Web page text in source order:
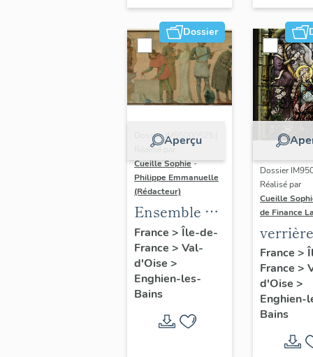
Dossier
Aperçu
Dossier IM95000525 |
Réalisé par
Cueille Sophie-
Philippe Emmanuelle
(Rédacteur)
Ensemble de
peintures
""l'Enseignement
littéraire"",
l'Enseignement
scientifique
France > Île-de-
France > Val-
d'Oise >
Enghien-les-
Bains
Dossier
Réalisé par
Cueille
de Finance
verrière
Sainte
France >
France >
d'Oise >
Enghien-
Bains